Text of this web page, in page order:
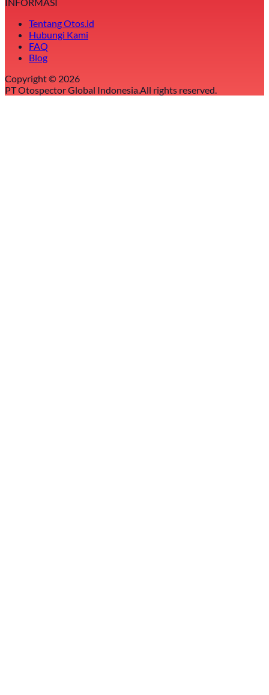
INFORMASI
Tentang Otos.id
Hubungi Kami
FAQ
Blog
Copyright © 2026
PT Otospector Global Indonesia.All rights reserved.